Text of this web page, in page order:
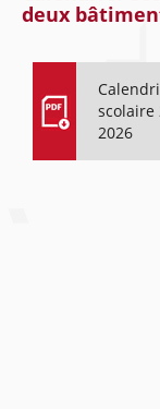
deux
scolaire
2026